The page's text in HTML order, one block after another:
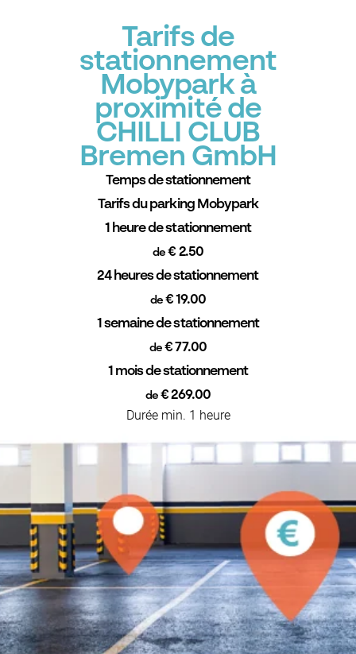
Tarifs de
stationnement
Mobypark à
proximité de
CHILLI CLUB
Bremen GmbH
Temps de stationnement
Tarifs du parking Mobypark
1 heure de stationnement
de € 2.50
24 heures de stationnement
de€ 19.00
1 semaine de stationnement
de € 77.00
1 mois de stationnement
de € 269.00
Durée min. 1 heure